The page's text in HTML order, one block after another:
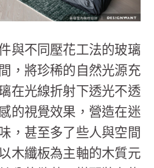
與不同壓花工法的玻璃
，將珍稀的自然光源充
在光線折射下透光不透
的視覺效果，營造在迷
，甚至多了些人與空間
木纖板為主軸的木質元